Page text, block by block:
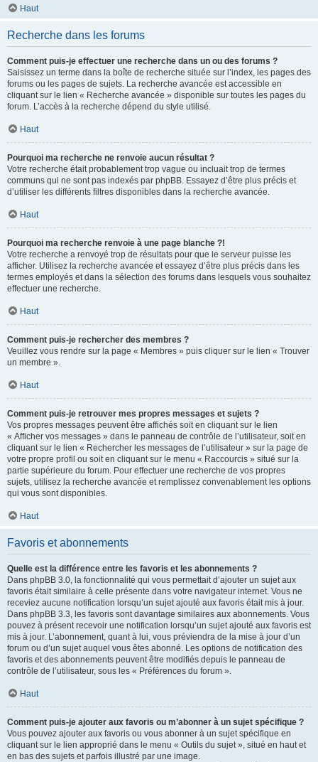
Haut
Recherche dans les forums
Comment puis-je effectuer une recherche dans un ou des forums ?
Saisissez un terme dans la boîte de recherche située sur l’index, les pages des
forums ou les pages de sujets. La recherche avancée est accessible en
cliquant sur le lien « Recherche avancée » disponible sur toutes les pages du
forum. L’accès à la recherche dépend du style utilisé.
Haut
Pourquoi ma recherche ne renvoie aucun résultat ?
Votre recherche était probablement trop vague ou incluait trop de termes
communs qui ne sont pas indexés par phpBB. Essayez d’être plus précis et
d’utiliser les différents filtres disponibles dans la recherche avancée.
Haut
Pourquoi ma recherche renvoie à une page blanche ?!
Votre recherche a renvoyé trop de résultats pour que le serveur puisse les
afficher. Utilisez la recherche avancée et essayez d’être plus précis dans les
termes employés et dans la sélection des forums dans lesquels vous souhaitez
effectuer une recherche.
Haut
Comment puis-je rechercher des membres ?
Veuillez vous rendre sur la page « Membres » puis cliquer sur le lien « Trouver
un membre ».
Haut
Comment puis-je retrouver mes propres messages et sujets ?
Vos propres messages peuvent être affichés soit en cliquant sur le lien
« Afficher vos messages » dans le panneau de contrôle de l’utilisateur, soit en
cliquant sur le lien « Rechercher les messages de l’utilisateur » sur la page de
votre propre profil ou soit en cliquant sur le menu « Raccourcis » situé sur la
partie supérieure du forum. Pour effectuer une recherche de vos propres
sujets, utilisez la recherche avancée et remplissez convenablement les options
qui vous sont disponibles.
Haut
Favoris et abonnements
Quelle est la différence entre les favoris et les abonnements ?
Dans phpBB 3.0, la fonctionnalité qui vous permettait d’ajouter un sujet aux
favoris était similaire à celle présente dans votre navigateur internet. Vous ne
receviez aucune notification lorsqu’un sujet ajouté aux favoris était mis à jour.
Dans phpBB 3.3, les favoris sont davantage similaires aux abonnements. Vous
pouvez à présent recevoir une notification lorsqu’un sujet ajouté aux favoris est
mis à jour. L’abonnement, quant à lui, vous préviendra de la mise à jour d’un
forum ou d’un sujet auquel vous êtes abonné. Les options de notification des
favoris et des abonnements peuvent être modifiés depuis le panneau de
contrôle de l’utilisateur, sous les « Préférences du forum ».
Haut
Comment puis-je ajouter aux favoris ou m’abonner à un sujet spécifique ?
Vous pouvez ajouter aux favoris ou vous abonner à un sujet spécifique en
cliquant sur le lien approprié dans le menu « Outils du sujet », situé en haut et
en bas des sujets et parfois illustré par une image.